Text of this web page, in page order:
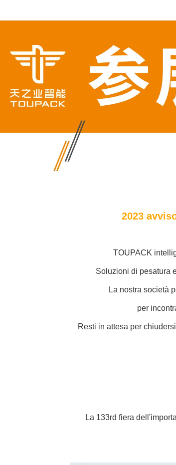
2023
TOUPACK
Soluzioni di pesatura
La nostra società
per
Resti in attesa per
La 133rd fiera